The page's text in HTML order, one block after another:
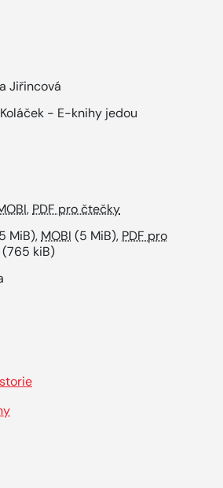
Jiřincová
- E-knihy jedou
, PDF pro čtečky
MiB), MOBI (5 MiB), PDF pro
(765 kiB)